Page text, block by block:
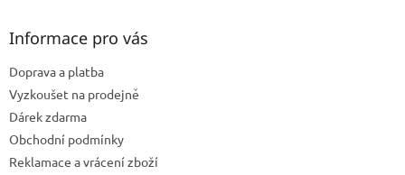
Informace pro vás
Doprava a platba
Vyzkoušet na prodejně
Dárek zdarma
Obchodní podmínky
Reklamace a vrácení zboží